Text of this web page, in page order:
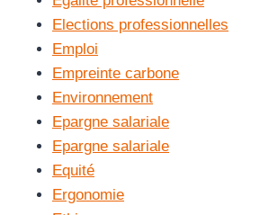
Elections professionnelles
Emploi
Empreinte carbone
Environnement
Epargne salariale
Epargne salariale
Equité
Ergonomie